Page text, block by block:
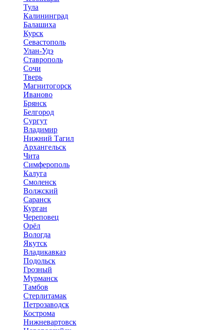
Тула
Калининград
Балашиха
Курск
Севастополь
Улан-Удэ
Ставрополь
Сочи
Тверь
Магнитогорск
Иваново
Брянск
Белгород
Сургут
Владимир
Нижний Тагил
Архангельск
Чита
Симферополь
Калуга
Смоленск
Волжский
Саранск
Курган
Череповец
Орёл
Вологда
Якутск
Владикавказ
Подольск
Грозный
Мурманск
Тамбов
Стерлитамак
Петрозаводск
Кострома
Нижневартовск